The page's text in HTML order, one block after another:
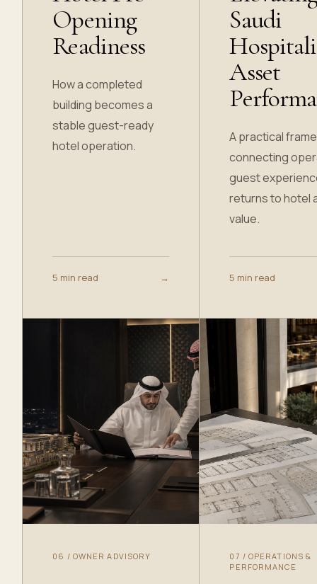
Opening
Readiness
How a completed
building becomes a
stable guest-ready
hotel operation.
5 min read →
Saudi
Asset
A practical
connecting
guest
returns to hotel
value.
5 min read
06 / OWNER ADVISORY 07 / OPERATIONS &
PERFORMANCE